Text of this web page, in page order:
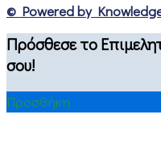
© Powered by
Πρόσθεσε το
σου!
Προσθήκη